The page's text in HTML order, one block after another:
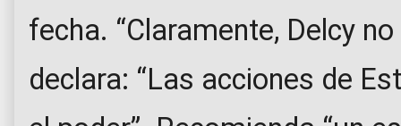
fecha. “Claramente, Delcy
declara: “Las acciones de